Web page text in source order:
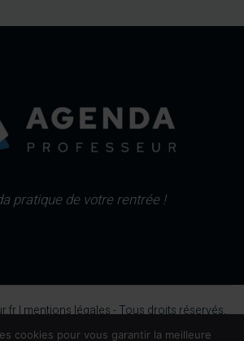
pratique de votre rentrée !
|mentions légales- Tous droits réservés,
2026.
cookies pour vous garantir la meilleure